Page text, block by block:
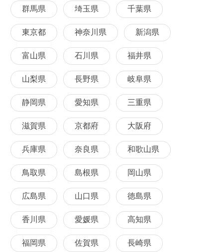
群馬県 埼玉県 千葉県
東京都 神奈川県 新潟県
富山県 石川県 福井県
山梨県 長野県 岐阜県
静岡県 愛知県 三重県
滋賀県 京都府 大阪府
兵庫県 奈良県 和歌山県
鳥取県 島根県 岡山県
広島県 山口県 徳島県
香川県 愛媛県 高知県
福岡県 佐賀県 長崎県